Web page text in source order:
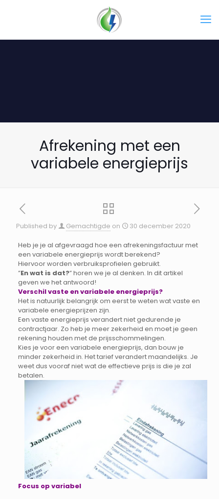
Afrekening met een
variabele energieprijs
Published by Gemachtigde on 30 december 2020
Heb je je al afgevraagd hoe een afrekeningsfactuur met
een variabele energieprijs wordt berekend?
Hiervoor worden verbruiksprofielen gebruikt.
”En wat is dat?” horen we je al denken. In dit artikel
geven we het antwoord!
Verschil vaste en variabele energieprijs?
Het is natuurlijk belangrijk om eerst te weten wat vaste en
variabele energieprijzen zijn.
Een vaste energieprijs verandert niet gedurende je
contractjaar. Zo heb je meer zekerheid en moet je geen
rekening houden met de prijsschommelingen.
Kies je voor een variabele energieprijs, dan bouw je
minder zekerheid in. Het tarief verandert maandelijks. Je
weet dus vooraf niet wat de effectieve prijs is die je zal
betalen.
Focus op variabel